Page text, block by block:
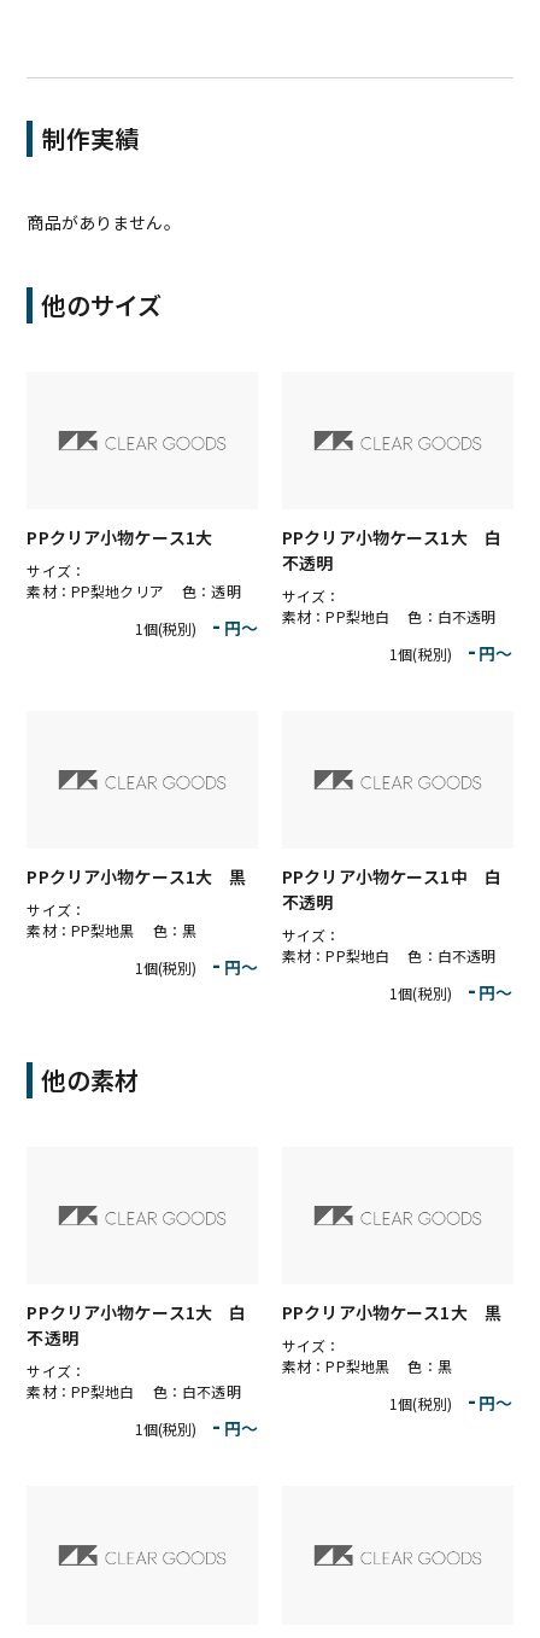
制作実績
商品がありません。
他のサイズ
PPクリア小物ケース1大
サイズ：
素材：PP梨地クリア 色：透明
1個(税別)
-円〜
PPクリア小物ケース1大 白
不透明
サイズ：
素材：PP梨地白 色：白不透明
1個(税別)
-円〜
PPクリア小物ケース1大 黒
サイズ：
素材：PP梨地黒 色：黒
1個(税別)
-円〜
PPクリア小物ケース1中 白
不透明
サイズ：
素材：PP梨地白 色：白不透明
1個(税別)
-円〜
他の素材
PPクリア小物ケース1大 白
不透明
サイズ：
素材：PP梨地白 色：白不透明
1個(税別)
-円〜
PPクリア小物ケース1大 黒
サイズ：
素材：PP梨地黒 色：黒
1個(税別)
-円〜